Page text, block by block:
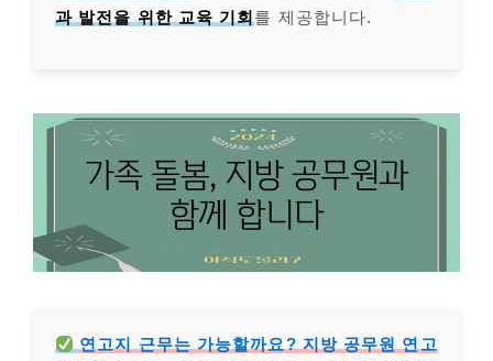
과 발전을 위한 교육 기회 를 제공합니다.
연고지 근무는 가능할까요? 지방 공무원 연고